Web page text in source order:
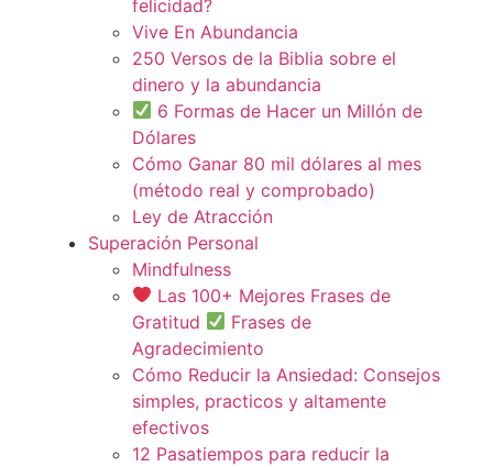
felicidad?
Vive En Abundancia
250 Versos de la Biblia sobre el
dinero y la abundancia
6 Formas de Hacer un Millón de
Dólares
Cómo Ganar 80 mil dólares al mes
(método real y comprobado)
Ley de Atracción
Superación Personal
Mindfulness
Las 100+ Mejores Frases de
Gratitud
Frases de
Agradecimiento
Cómo Reducir la Ansiedad: Consejos
simples, practicos y altamente
efectivos
12 Pasatiempos para reducir la